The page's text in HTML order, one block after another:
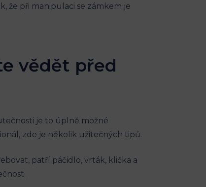
že při manipulaci se zámkem je
vědět před
je to úplně možné
zde je několik užitečných tipů.
patří páčidlo, vrták, klička a